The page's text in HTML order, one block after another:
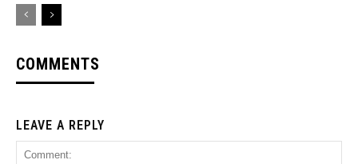
COMMENTS
LEAVE A REPLY